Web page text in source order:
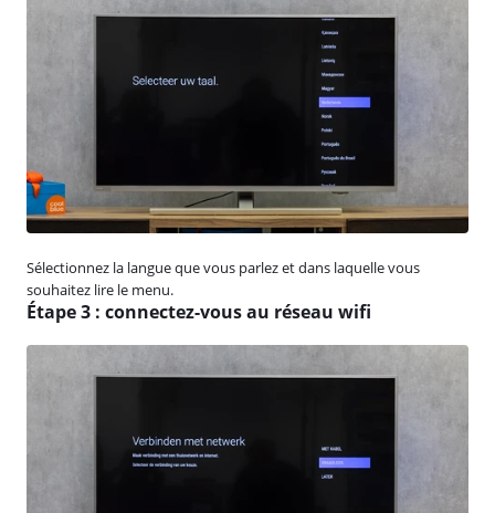
Sélectionnez la langue que vous parlez et dans laquelle vous
souhaitez lire le menu.
Étape 3 : connectez-vous au réseau wifi